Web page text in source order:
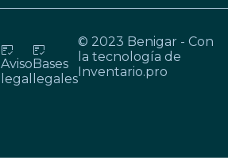
Aviso
legal
Bases
legales
© 2023 Benigar - Con
la tecnología de
Inventario.pro